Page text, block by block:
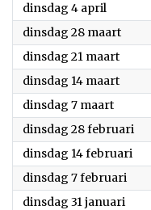
dinsdag 4 april
dinsdag 28 maart2023
dinsdag 21 maart2023
dinsdag 14 maart2023
dinsdag 7 maart2023
dinsdag 28 februari
dinsdag 14 februari
dinsdag 7 februari
dinsdag 31 januari